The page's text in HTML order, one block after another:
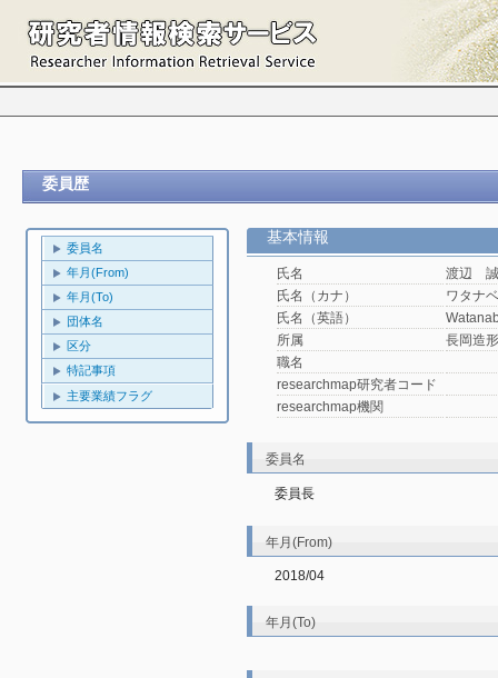
委員歴
委員名
年月(From)
年月(To)
団体名
区分
特記事項
主要業績フラグ
基本情報
氏名
渡辺
氏名（カナ）
ワタナ
氏名（英語）
所属
長岡造
職名
researchmap研究者コード
researchmap機関
委員名
委員長
年月(From)
2018/04
年月(To)